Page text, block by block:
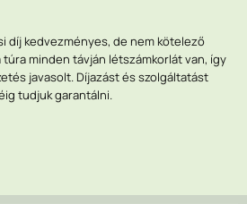
díj kedvezményes, de nem kötelező
minden távján létszámkorlát van, így
javasolt. Díjazást és szolgáltatást
tudjuk garantálni.